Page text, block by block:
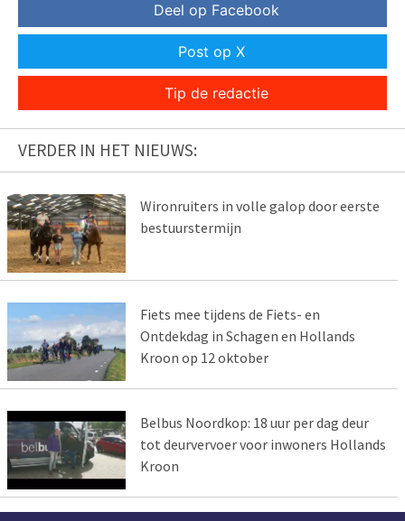
Deel op Facebook
Post op X
Tip de redactie
VERDER IN HET NIEUWS:
Wironruiters in volle galop door eerste
bestuurstermijn
Fiets mee tijdens de Fiets- en
Ontdekdag in Schagen en Hollands
Kroon op 12 oktober
Belbus Noordkop: 18 uur per dag deur
tot deurvervoer voor inwoners Hollands
Kroon